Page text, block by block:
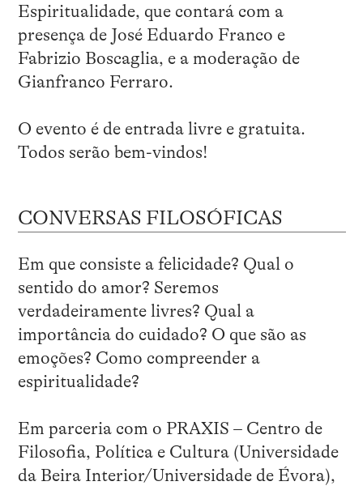
Espiritualidade, que contará com a
presença de José Eduardo Franco e
Fabrizio Boscaglia, e a moderação de
Gianfranco Ferraro.
O evento é de entrada livre e gratuita.
Todos serão bem-vindos!
CONVERSAS FILOSÓFICAS
Em que consiste a felicidade? Qual o
sentido do amor? Seremos
verdadeiramente livres? Qual a
importância do cuidado? O que são as
emoções? Como compreender a
espiritualidade?
Em parceria com o PRAXIS – Centro de
Filosofia, Política e Cultura (Universidade
da Beira Interior/Universidade de Évora),